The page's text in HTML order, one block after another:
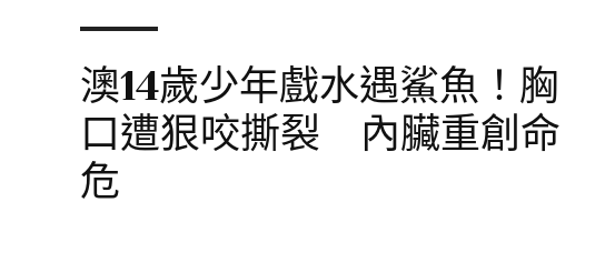
澳14歲少年戲水遇鯊魚！胸
口遭狠咬撕裂 內臟重創命
危